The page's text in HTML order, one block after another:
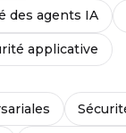
des agents IA
applicative